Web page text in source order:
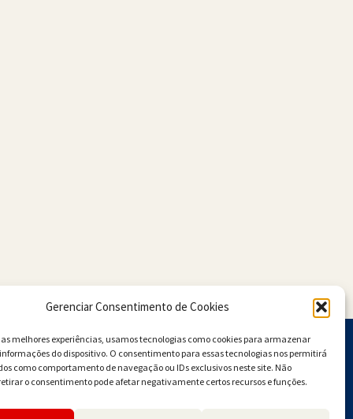
Gerenciar Consentimento de Cookies
as melhores experiências, usamos tecnologias como cookies para armazenar
do dispositivo. O consentimento para essas tecnologias nos permitirá
como comportamento de navegação ou IDs exclusivos neste site. Não
o consentimento pode afetar negativamente certos recursos e funções.